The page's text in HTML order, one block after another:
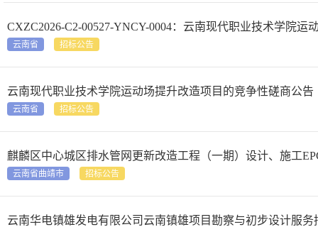
CXZC2026-C2-00527-YNCY-0004：云南现代职业技术学院运
云南省 招标公告
云南现代职业技术学院运动场提升改造项目的竞争性磋商公告
云南省 招标公告
麒麟区中心城区排水管网更新改造工程（一期）设计、施工
云南省曲靖市 招标公告
云南华电镇雄发电有限公司云南镇雄项目勘察与初步设计服务